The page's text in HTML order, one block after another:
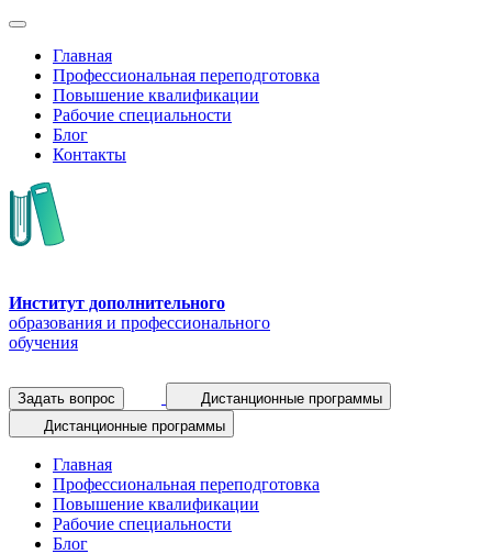
Главная
Профессиональная переподготовка
Повышение квалификации
Рабочие специальности
Блог
Контакты
Институт дополнительного
образования и профессионального
обучения
Задать вопрос
Дистанционные программы
Дистанционные программы
Главная
Профессиональная переподготовка
Повышение квалификации
Рабочие специальности
Блог